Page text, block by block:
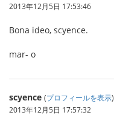
2013年12月5日 17:53:46
Bona ideo, scyence.
mar- o
scyence (プロフィールを表示)
2013年12月5日 17:57:32